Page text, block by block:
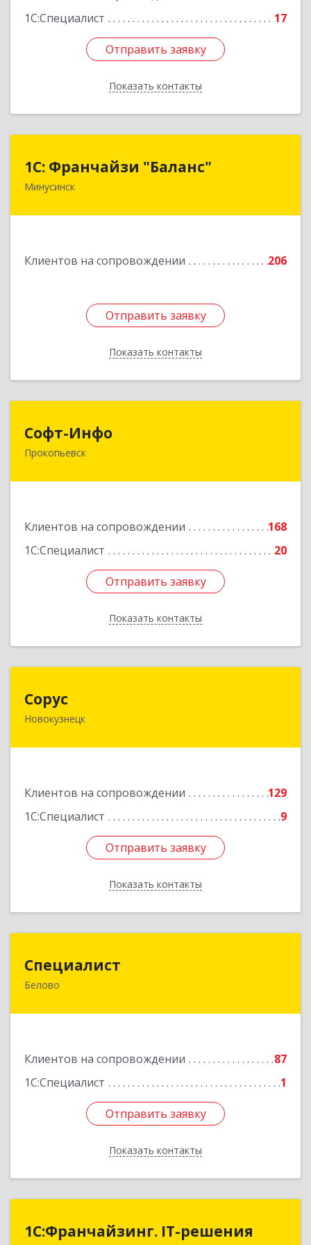
1С:Специалист
17
Отправить заявку
Показать контакты
Отправить заявку
Назад
1С: Франчайзи "Баланс"
Минусинск
Клиентов на сопровождении 206
Отправить заявку
Показать контакты
1С: Франчайзи "Баланс"
662610, Красноярский край, Минусинск г,
Отправить заявку
Назад
Софт-Инфо
Прокопьевск
Клиентов на сопровождении
168
1С:Специалист
20
Отправить заявку
Показать контакты
653039, Кемеровская область - Кузбасс,
Подробнее
Отправить заявку
Назад
Сорус
Новокузнецк
Клиентов на сопровождении
129
1С:Специалист
9
Отправить заявку
Показать контакты
654005, Кемеровская область - Кузбасс,
Подробнее
Отправить заявку
Назад
Специалист
Белово
Клиентов на сопровождении
87
1С:Специалист
1
Отправить заявку
Показать контакты
Кемеровская обл, Белово г, Ленина ул, дом №
Отправить заявку
Назад
1С:Франчайзинг. IT-решения
1С:Франчайзинг. IT-решения